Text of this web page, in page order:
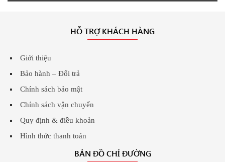
HỖ TRỢ KHÁCH HÀNG
Giới thiệu
Bảo hành – Đổi trả
Chính sách bảo mật
Chính sách vận chuyển
Quy định & điều khoản
Hình thức thanh toán
BẢN ĐỒ CHỈ ĐƯỜNG